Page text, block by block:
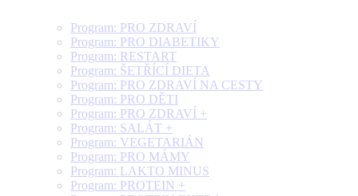
Program: PRO ZDRAVÍ
Program: PRO DIABETIKY
Program: RESTART
Program: ŠETŘÍCÍ DIETA
Program: PRO ZDRAVÍ NA CESTY
Program: PRO DĚTI
Program: PRO ZDRAVÍ +
Program: SALÁT +
Program: VEGETARIÁN
Program: PRO MÁMY
Program: LAKTO MINUS
Program: PROTEIN +